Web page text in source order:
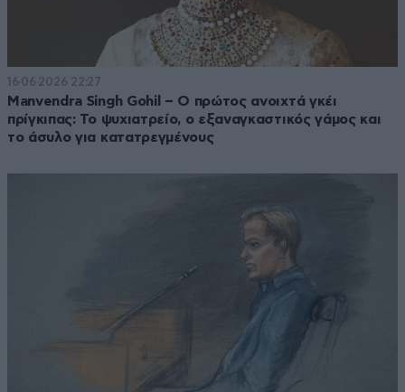
16·06·2026 22:27
Manvendra Singh Gohil – Ο πρώτος ανοιχτά γκέι
πρίγκιπας: Το ψυχιατρείο, ο εξαναγκαστικός γάμος και
το άσυλο για κατατρεγμένους